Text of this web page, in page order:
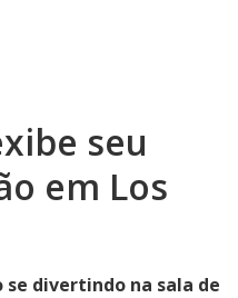
seu
em Los
se divertindo na sala de